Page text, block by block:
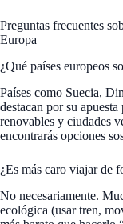
Preguntas frecuentes
Europa
¿Qué países europeos
Países como Suecia,
destacan por su
renovables y ciudades
encontrarás opciones
¿Es más caro viajar de
No necesariamente.
ecológica (usar tren,